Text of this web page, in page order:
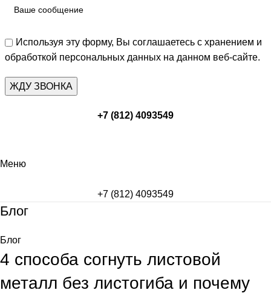
Используя эту форму, Вы соглашаетесь с хранением и
обработкой персональных данных на данном веб-сайте.
+7 (812) 4093549
Меню
+7 (812) 4093549
Блог
Блог
4 способа согнуть листовой
металл без листогиба и почему